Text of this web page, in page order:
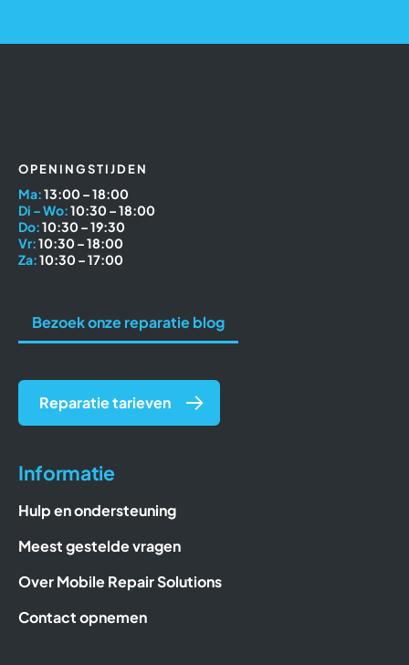
OPENINGSTIJDEN
Ma:13:00 – 18:00
Di – Wo:10:30 – 18:00
Do:10:30 – 19:30
Vr:10:30 – 18:00
Za:10:30 – 17:00
Informatie
Hulp en ondersteuning
Meest gestelde vragen
Over Mobile Repair Solutions
Contact opnemen
Bezoek onze reparatie blog
Reparatie tarieven